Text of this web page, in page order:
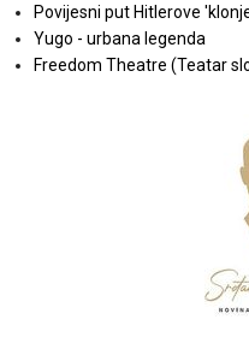
Povijesni put Hitlerove
Yugo - urbana legenda
Freedom Theatre (Teatar